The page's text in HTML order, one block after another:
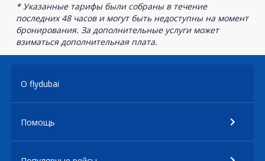
* Указанные тарифы были собраны в течение
последних 48 часов и могут быть недоступны на момент
бронирования. За дополнительные услуги может
взиматься дополнительная плата.
О flydubai
Помощь